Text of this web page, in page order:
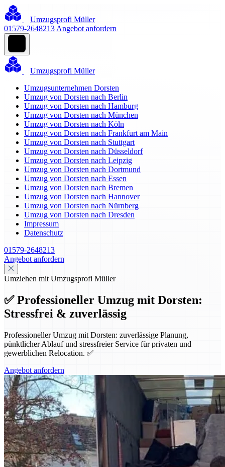
Umzugsprofi Müller
01579-2648213 Angebot anfordern
Umzugsprofi Müller
Umzugsunternehmen Dorsten
Umzug von Dorsten nach Berlin
Umzug von Dorsten nach Hamburg
Umzug von Dorsten nach München
Umzug von Dorsten nach Köln
Umzug von Dorsten nach Frankfurt am Main
Umzug von Dorsten nach Stuttgart
Umzug von Dorsten nach Düsseldorf
Umzug von Dorsten nach Leipzig
Umzug von Dorsten nach Dortmund
Umzug von Dorsten nach Essen
Umzug von Dorsten nach Bremen
Umzug von Dorsten nach Hannover
Umzug von Dorsten nach Nürnberg
Umzug von Dorsten nach Dresden
Impressum
Datenschutz
01579-2648213
Angebot anfordern
Umziehen mit Umzugsprofi Müller
✅ Professioneller Umzug mit Dorsten:
Stressfrei & zuverlässig
Professioneller Umzug mit Dorsten: zuverlässige Planung,
pünktlicher Ablauf und stressfreier Service für privaten und
gewerblichen Relocation. ✅
Angebot anfordern